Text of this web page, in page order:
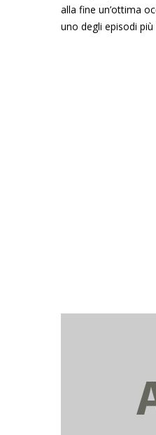
alla fine un’ottima
uno degli episodi